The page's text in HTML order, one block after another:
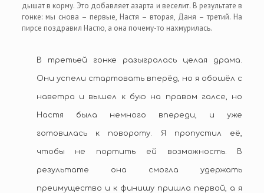
дышат в корму. Это добавляет азарта и веселит. В результате в
гонке: мы снова – первые, Настя – вторая, Даня – третий. На
пирсе поздравил Настю, а она почему-то нахмурилась.
В третьей гонке разыгралась целая драма.
Они успели стартовать вперёд, но я обошёл с
наветра и вышел к бую на правом галсе, но
Настя была немного впереди, и уже
готовилась к повороту. Я пропустил её,
чтобы не портить ей возможность. В
результате она смогла удержать
преимущество и к финишу пришла первой, а я